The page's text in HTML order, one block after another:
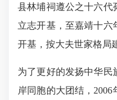
县林埔祠遵公之十六代
立志开基，至嘉靖十六
开基，按大夫世家格局
为了更好的发扬中华民
岸同胞的大团结，